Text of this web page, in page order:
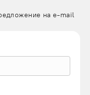
на e-mail